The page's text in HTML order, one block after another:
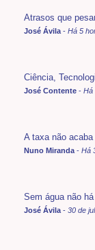
Atrasos que
José Ávila - Há 5
Ciência,
José Contente - Há
A taxa não
Nuno Miranda - Há
Sem água não
José Ávila - 30 de